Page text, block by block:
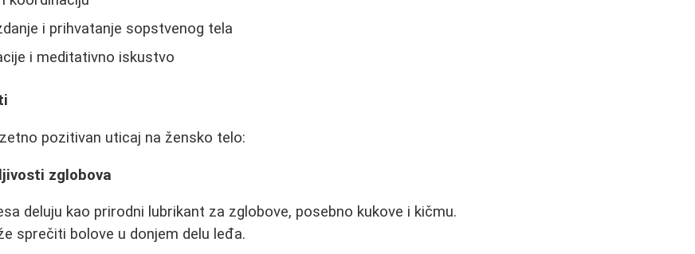
i prihvatanje sopstvenog tela
i meditativno iskustvo
pozitivan uticaj na žensko telo:
zglobova
deluju kao prirodni lubrikant za zglobove, posebno kukove i kičmu.
sprečiti bolove u donjem delu leđa.